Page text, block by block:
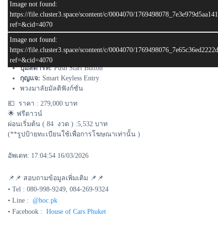
Image not found:
https://file.cluster3.space/scontent/c/0004070/
ref=&cid=4070
Image not found:
https://file.cluster3.space/scontent/c/0004070/
ref=&cid=4070
รายละเอียดทั่วไป
ภายในเบาะผ้าสีดำ
กระจกมองข้าง:
หลัง
ระบบปัดน้ำฝน:
ปุ่มสตาร์ท:Push Start Button
กุญแจ: Smart Keyless Entry
พวงมาลัยมัลติฟังก์ชั่น
💶 ราคา : 279,000 บาท
🌟 ฟรีดาวน์
ผ่อนเริ่มต้น ( 84 งวด ) :5,532 บาท
(**รูปป้ายทะเบียนใช้เพื่อการโฆษณาเท่านั้น )
อัพเดท: 17:04:54 16/03/2026
📌📌 สอบถามข้อมูลเพิ่มเติม 📌📌
• Tel : 080-998-9249, 084-269-9324
• Line : @hoc.pk
• Facebook : House of Cars Phuket